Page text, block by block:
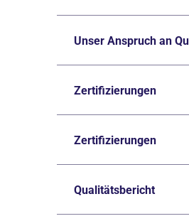
Unser Anspruch an
Zertifizierungen
Zertifizierungen
Qualitätsbericht